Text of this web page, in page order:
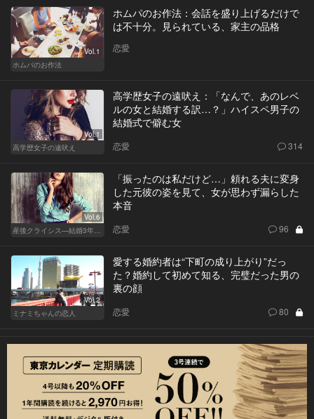
Vol.1
ホムパのお作法
ホムパのお作法：会話を盛り上げるだけで
は不十分。見られている、家主の品格
恋愛
Vol.1
高学歴女子の遠吠え
高学歴女子の遠吠え：「なんで、あのレベ
ルの女と結婚する訳…？」ハイスペ男子の
結婚式で僻む女
恋愛 314
Vol.6
産後クライシス—結婚3年目の波乱—
「振ったのは私だけど…」頼れる夫に変身
した元彼の姿を見て、女が思わず漏らした
本音
恋愛 96
Vol.2
ミナミちゃんの恋人
愛する婚約者は“下町の成り上がり”だっ
た？婚約して初めて知る、完璧だった男の
裏の顔
恋愛 80